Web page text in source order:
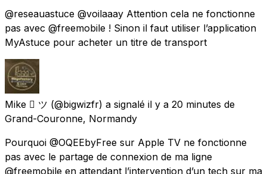
@reseauastuce @voilaaay Attention cela ne fonctionne
pas avec @freemobile ! Sinon il faut utiliser l’application
MyAstuce pour acheter un titre de transport
Mike  ツ (@bigwizfr) a signalé il y a 20 minutes de
Grand-Couronne, Normandy
Pourquoi @OQEEbyFree sur Apple TV ne fonctionne
pas avec le partage de connexion de ma ligne
@freemobile en attendant l’intervention d’un tech sur ma